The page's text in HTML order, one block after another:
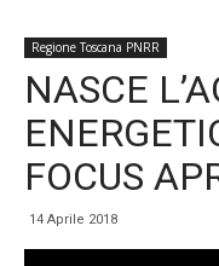
Regione Toscana PNRR
NASCE
FOCUS
14 Aprile 2018